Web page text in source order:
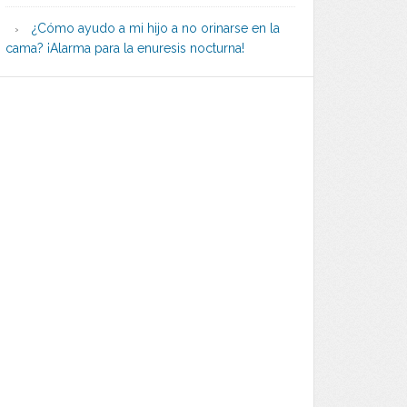
¿Cómo ayudo a mi hijo a no orinarse en la
cama? ¡Alarma para la enuresis nocturna!